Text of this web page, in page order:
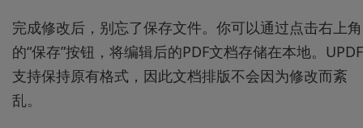
完成修改后，别忘了保存文件。你可以通过点击右上角
的“保存”按钮，将编辑后的PDF文档存储在本地。UPDF
支持保持原有格式，因此文档排版不会因为修改而紊
乱。